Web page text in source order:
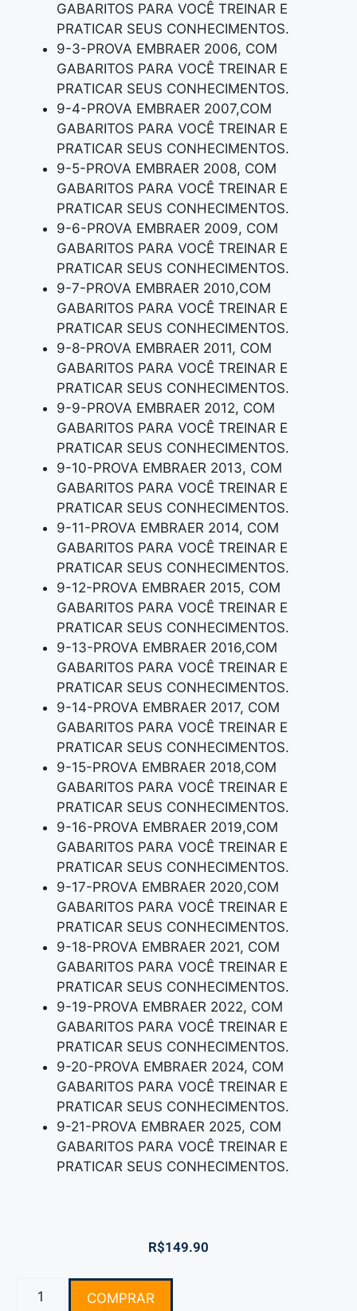
GABARITOS PARA VOCÊ TREINAR E
PRATICAR SEUS CONHECIMENTOS.
9-3-PROVA EMBRAER 2006, COM
GABARITOS PARA VOCÊ TREINAR E
PRATICAR SEUS CONHECIMENTOS.
9-4-PROVA EMBRAER 2007,COM
GABARITOS PARA VOCÊ TREINAR E
PRATICAR SEUS CONHECIMENTOS.
9-5-PROVA EMBRAER 2008, COM
GABARITOS PARA VOCÊ TREINAR E
PRATICAR SEUS CONHECIMENTOS.
9-6-PROVA EMBRAER 2009, COM
GABARITOS PARA VOCÊ TREINAR E
PRATICAR SEUS CONHECIMENTOS.
9-7-PROVA EMBRAER 2010,COM
GABARITOS PARA VOCÊ TREINAR E
PRATICAR SEUS CONHECIMENTOS.
9-8-PROVA EMBRAER 2011, COM
GABARITOS PARA VOCÊ TREINAR E
PRATICAR SEUS CONHECIMENTOS.
9-9-PROVA EMBRAER 2012, COM
GABARITOS PARA VOCÊ TREINAR E
PRATICAR SEUS CONHECIMENTOS.
9-10-PROVA EMBRAER 2013, COM
GABARITOS PARA VOCÊ TREINAR E
PRATICAR SEUS CONHECIMENTOS.
9-11-PROVA EMBRAER 2014, COM
GABARITOS PARA VOCÊ TREINAR E
PRATICAR SEUS CONHECIMENTOS.
9-12-PROVA EMBRAER 2015, COM
GABARITOS PARA VOCÊ TREINAR E
PRATICAR SEUS CONHECIMENTOS.
9-13-PROVA EMBRAER 2016,COM
GABARITOS PARA VOCÊ TREINAR E
PRATICAR SEUS CONHECIMENTOS.
9-14-PROVA EMBRAER 2017, COM
GABARITOS PARA VOCÊ TREINAR E
PRATICAR SEUS CONHECIMENTOS.
9-15-PROVA EMBRAER 2018,COM
GABARITOS PARA VOCÊ TREINAR E
PRATICAR SEUS CONHECIMENTOS.
9-16-PROVA EMBRAER 2019,COM
GABARITOS PARA VOCÊ TREINAR E
PRATICAR SEUS CONHECIMENTOS.
9-17-PROVA EMBRAER 2020,COM
GABARITOS PARA VOCÊ TREINAR E
PRATICAR SEUS CONHECIMENTOS.
9-18-PROVA EMBRAER 2021, COM
GABARITOS PARA VOCÊ TREINAR E
PRATICAR SEUS CONHECIMENTOS.
9-19-PROVA EMBRAER 2022, COM
GABARITOS PARA VOCÊ TREINAR E
PRATICAR SEUS CONHECIMENTOS.
9-20-PROVA EMBRAER 2024, COM
GABARITOS PARA VOCÊ TREINAR E
PRATICAR SEUS CONHECIMENTOS.
9-21-PROVA EMBRAER 2025, COM
GABARITOS PARA VOCÊ TREINAR E
PRATICAR SEUS CONHECIMENTOS.
R$149.90
COMPRAR